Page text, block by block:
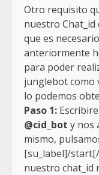
Otro requisito
nuestro
que es
anteriormente
para poder
junglebot como
lo podemos
Paso 1:
@cid_bot y nos
mismo,
[su_label]/
nuestro chat_id